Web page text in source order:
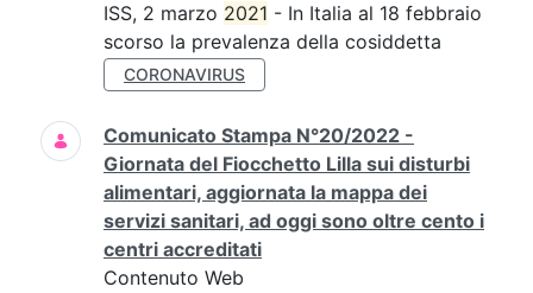
ISS, 2 marzo 2021 - In Italia al 18 febbraio
scorso la prevalenza della cosiddetta
CORONAVIRUS
Comunicato Stampa N°20/2022 -
Giornata del Fiocchetto Lilla sui disturbi
alimentari, aggiornata la mappa dei
servizi sanitari, ad oggi sono oltre cento i
centri accreditati
Contenuto Web